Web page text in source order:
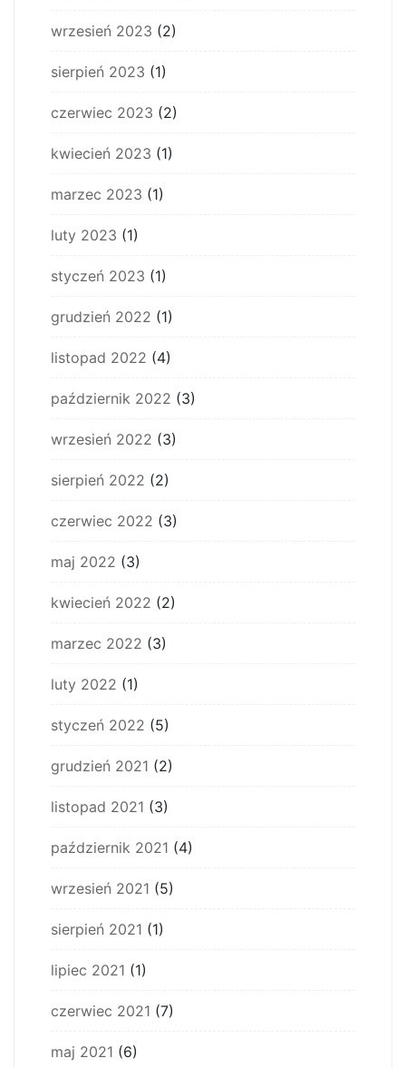
wrzesień 2023 (2)
sierpień 2023 (1)
czerwiec 2023 (2)
kwiecień 2023 (1)
marzec 2023 (1)
luty 2023 (1)
styczeń 2023 (1)
grudzień 2022 (1)
listopad 2022 (4)
październik 2022 (3)
wrzesień 2022 (3)
sierpień 2022 (2)
czerwiec 2022 (3)
maj 2022 (3)
kwiecień 2022 (2)
marzec 2022 (3)
luty 2022 (1)
styczeń 2022 (5)
grudzień 2021 (2)
listopad 2021 (3)
październik 2021 (4)
wrzesień 2021 (5)
sierpień 2021 (1)
lipiec 2021 (1)
czerwiec 2021 (7)
maj 2021 (6)